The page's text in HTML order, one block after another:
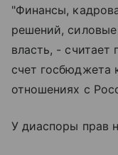
"Финансы,
решений,
власть, - считает
счет госбюджета
отношениях с
У диаспоры прав